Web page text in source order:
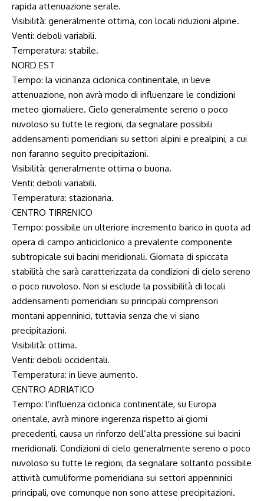
rapida attenuazione serale.
Visibilità: generalmente ottima, con locali riduzioni alpine.
Venti: deboli variabili.
Temperatura: stabile.
NORD EST
Tempo: la vicinanza ciclonica continentale, in lieve
attenuazione, non avrà modo di influenzare le condizioni
meteo giornaliere. Cielo generalmente sereno o poco
nuvoloso su tutte le regioni, da segnalare possibili
addensamenti pomeridiani su settori alpini e prealpini, a cui
non faranno seguito precipitazioni.
Visibilità: generalmente ottima o buona.
Venti: deboli variabili.
Temperatura: stazionaria.
CENTRO TIRRENICO
Tempo: possibile un ulteriore incremento barico in quota ad
opera di campo anticiclonico a prevalente componente
subtropicale sui bacini meridionali. Giornata di spiccata
stabilità che sarà caratterizzata da condizioni di cielo sereno
o poco nuvoloso. Non si esclude la possibilità di locali
addensamenti pomeridiani su principali comprensori
montani appenninici, tuttavia senza che vi siano
precipitazioni.
Visibilità: ottima.
Venti: deboli occidentali.
Temperatura: in lieve aumento.
CENTRO ADRIATICO
Tempo: l’influenza ciclonica continentale, su Europa
orientale, avrà minore ingerenza rispetto ai giorni
precedenti, causa un rinforzo dell’alta pressione sui bacini
meridionali. Condizioni di cielo generalmente sereno o poco
nuvoloso su tutte le regioni, da segnalare soltanto possibile
attività cumuliforme pomeridiana sui settori appenninici
principali, ove comunque non sono attese precipitazioni.